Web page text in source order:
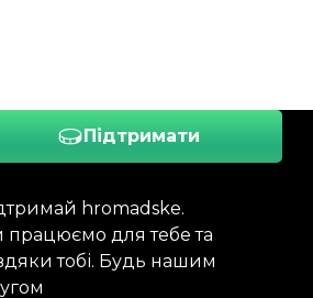
Підтримати
hromadske.
працюємо для тебе та
тобі. Будь нашим